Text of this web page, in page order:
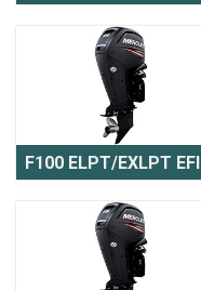
F100 ELPT/EXLPT EFI